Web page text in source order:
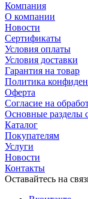
Компания
О компании
Новости
Сертификаты
Условия оплаты
Условия доставки
Гарантия на товар
Политика
Оферта
Согласие на
Основные разделы
Каталог
Покупателям
Услуги
Новости
Контакты
Оставайтесь на